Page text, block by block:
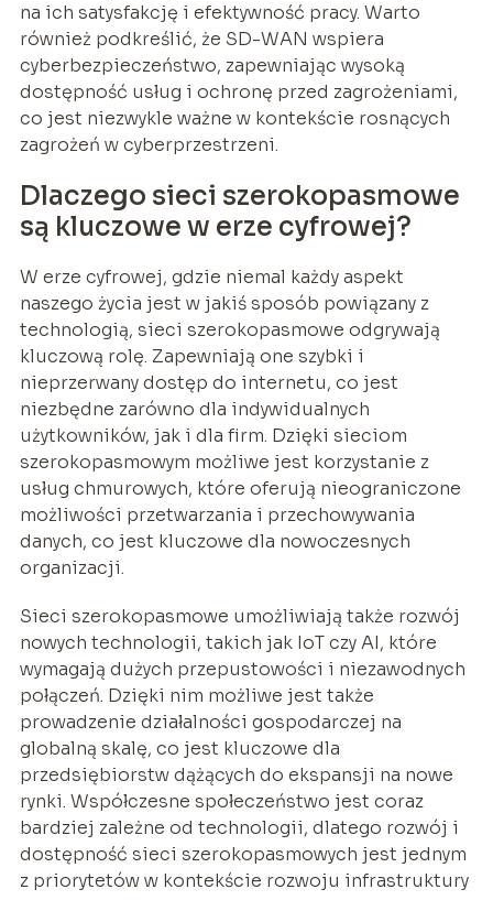
na ich satysfakcję i efektywność pracy. Warto
również podkreślić, że SD-WAN wspiera
cyberbezpieczeństwo, zapewniając wysoką
dostępność usług i ochronę przed zagrożeniami,
co jest niezwykle ważne w kontekście rosnących
zagrożeń w cyberprzestrzeni.
Dlaczego sieci szerokopasmowe
są kluczowe w erze cyfrowej?
W erze cyfrowej, gdzie niemal każdy aspekt
naszego życia jest w jakiś sposób powiązany z
technologią, sieci szerokopasmowe odgrywają
kluczową rolę. Zapewniają one szybki i
nieprzerwany dostęp do internetu, co jest
niezbędne zarówno dla indywidualnych
użytkowników, jak i dla firm. Dzięki sieciom
szerokopasmowym możliwe jest korzystanie z
usług chmurowych, które oferują nieograniczone
możliwości przetwarzania i przechowywania
danych, co jest kluczowe dla nowoczesnych
organizacji.
Sieci szerokopasmowe umożliwiają także rozwój
nowych technologii, takich jak IoT czy AI, które
wymagają dużych przepustowości i niezawodnych
połączeń. Dzięki nim możliwe jest także
prowadzenie działalności gospodarczej na
globalną skalę, co jest kluczowe dla
przedsiębiorstw dążących do ekspansji na nowe
rynki. Współczesne społeczeństwo jest coraz
bardziej zależne od technologii, dlatego rozwój i
dostępność sieci szerokopasmowych jest jednym
z priorytetów w kontekście rozwoju infrastruktury